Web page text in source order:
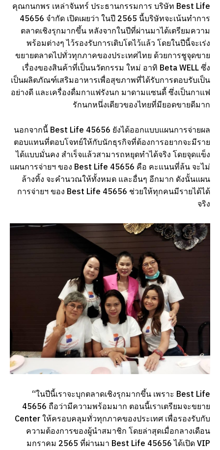
คุณกนกพร เหล่าจันทร์ ประธานกรรมการ บริษัท Best Life
45656 จำกัด เปิดเผยว่า ในปี 2565 นี้บริษัทจะเน้นทำการ
ตลาดเชิงรุกมากขึ้น หลังจากในปีที่ผ่านมาได้เตรียมความ
พร้อมต่างๆ ไว้รองรับการเติบโตไว้แล้ว โดยในปีนี้จะเร่ง
ขยายตลาดไปทั่วทุกภาคของประเทศไทย ด้วยการชูจุดขาย
เรื่องของสินค้าที่เป็นนวัตกรรม ใหม่ อาทิ Beta WELL ซึ่ง
เป็นผลิตภัณฑ์เสริมอาหารเพื่อสุขภาพที่ได้รับการตอบรับเป็น
อย่างดี และเครื่องดื่มกาแฟรังนก มาดามแซนดี้ ซึ่งเป็นกาแฟ
รักนกหนึ่งเดียวของไทยที่มียอดขายดีมาก
นอกจากนี้ Best Life 45656 ยังได้ออกแบบแผนการจ่ายผล
ตอบแทนที่ตอบโจทย์ให้กับนักธุรกิจที่ต้องการอยากจะมีราย
ได้แบบมั่นคง สำเร็จแล้วสามารถหยุดทำได้จริง โดยจุดแข็ง
แผนการจ่ายฯ ของ Best Life 45656 คือ คะแนนที่ล้น จะไม่
ล้างทิ้ง จะคำนวณให้ทั้งหมด และอื่นๆ อีกมาก ดังนั้นแผน
การจ่ายฯ ของ Best Life 45656 ช่วยให้ทุกคนมีรายได้ได้
จริง
“ในปีนี้เราจะบุกตลาดเชิงรุกมากขึ้น เพราะ Best Life
45656 ถือว่ามีความพร้อมมาก ตอนนี้เราเตรียมจะขยาย
Center ให้ครอบคลุมทั่วทุกภาคของประเทศ เพื่อรองรับกับ
ความต้องการของผู้นำสมาชิก โดยล่าสุดเมื่อกลางเดือน
มกราคม 2565 ที่ผ่านมา Best Life 45656 ได้เปิด VIP